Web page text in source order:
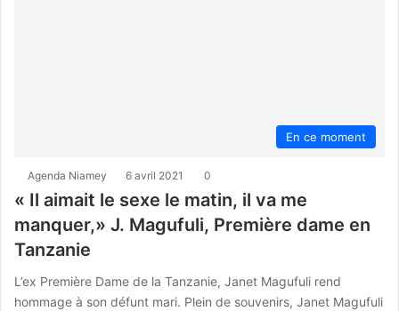
En ce moment
Agenda Niamey 6 avril 2021 0
« Il aimait le sexe le matin, il va me
manquer,» J. Magufuli, Première dame en
Tanzanie
L’ex Première Dame de la Tanzanie, Janet Magufuli rend
hommage à son défunt mari. Plein de souvenirs, Janet Magufuli